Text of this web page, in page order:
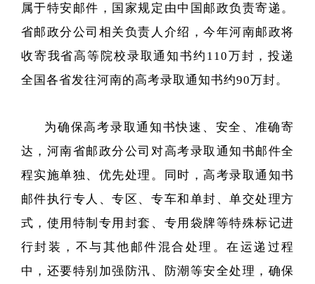
属于特安邮件，国家规定由中国邮政负责寄递。
省邮政分公司相关负责人介绍，今年河南邮政将
收寄我省高等院校录取通知书约110万封，投递
全国各省发往河南的高考录取通知书约90万封。
为确保高考录取通知书快速、安全、准确寄
达，河南省邮政分公司对高考录取通知书邮件全
程实施单独、优先处理。同时，高考录取通知书
邮件执行专人、专区、专车和单封、单交处理方
式，使用特制专用封套、专用袋牌等特殊标记进
行封装，不与其他邮件混合处理。在运递过程
中，还要特别加强防汛、防潮等安全处理，确保